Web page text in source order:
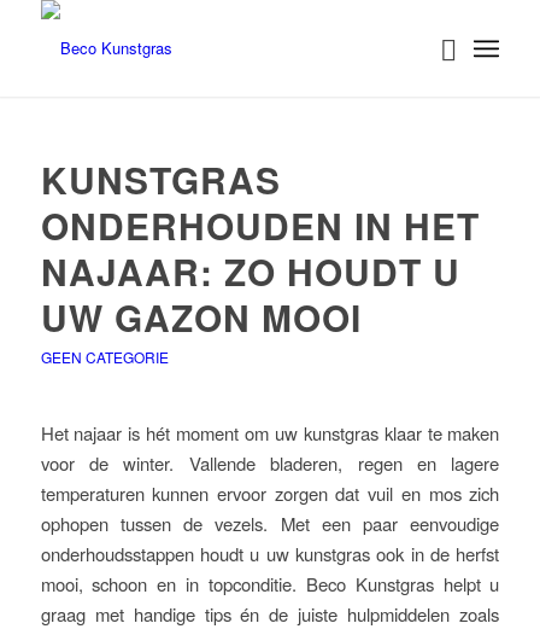
KUNSTGRAS
ONDERHOUDEN IN HET
NAJAAR: ZO HOUDT U
UW GAZON MOOI
GEEN CATEGORIE
Het najaar is hét moment om uw kunstgras klaar te maken
voor de winter. Vallende bladeren, regen en lagere
temperaturen kunnen ervoor zorgen dat vuil en mos zich
ophopen tussen de vezels. Met een paar eenvoudige
onderhoudsstappen houdt u uw kunstgras ook in de herfst
mooi, schoon en in topconditie. Beco Kunstgras helpt u
graag met handige tips én de juiste hulpmiddelen zoals